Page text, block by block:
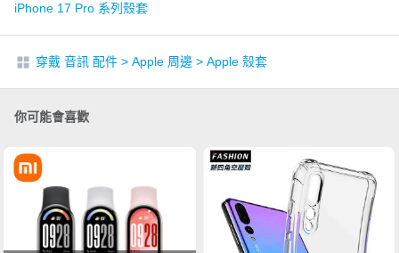
iPhone 17 Pro 系列殼套
穿戴 音訊 配件 > Apple 周邊 > Apple 殼套
你可能會喜歡